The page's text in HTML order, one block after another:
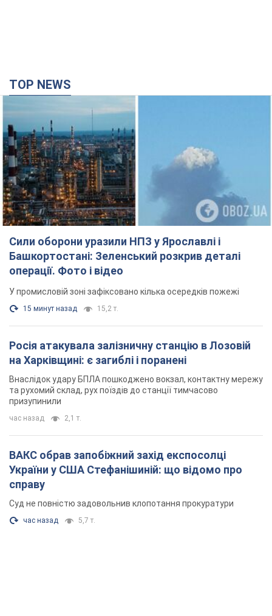
Башкортостані: Зеленський розкрив деталі
У промисловій зоні зафіксовано кілька осередків пожежі
15 минут назад 15,2 т.
Росія атакувала залізничну станцію в Лозовій
на Харківщині: є загиблі і поранені
Внаслідок удару БПЛА пошкоджено вокзал, контактну мережу
та рухомий склад, рух поїздів до станції тимчасово
час назад 2,1 т.
України у США Стефанішиній: що відомо про
справу
час назад 5,7 т.